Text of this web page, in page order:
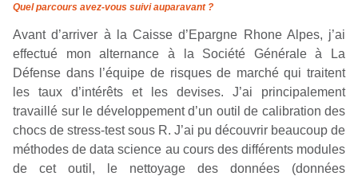
Quel parcours avez-vous suivi auparavant ?
Avant d’arriver à la Caisse d’Epargne Rhone Alpes, j’ai
effectué mon alternance à la Société Générale à La
Défense dans l’équipe de risques de marché qui traitent
les taux d’intérêts et les devises. J’ai principalement
travaillé sur le développement d’un outil de calibration des
chocs de stress-test sous R. J’ai pu découvrir beaucoup de
méthodes de data science au cours des différents modules
de cet outil, le nettoyage des données (données